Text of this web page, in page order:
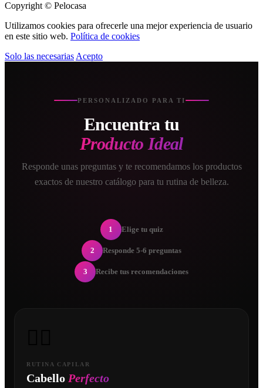
Copyright © Pelocasa
Utilizamos cookies para ofrecerle una mejor experiencia de usuario
en este sitio web. Política de cookies
Solo las necesarias Acepto
PERSONALIZADO PARA TI
Encuentra tu
Producto Ideal
Responde unas preguntas y te recomendamos los productos
exactos de nuestro catálogo para tu rutina de belleza.
1 Elige tu quiz
2 Responde 5-6 preguntas
3 Recibe tus recomendaciones
RUTINA CAPILAR
Cabello Perfecto